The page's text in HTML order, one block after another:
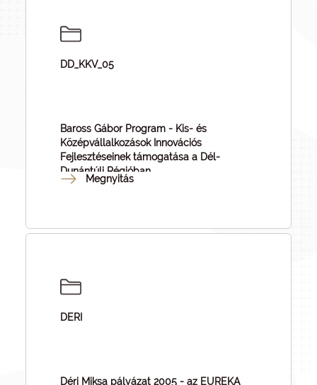
DD_KKV_05
Baross Gábor Program - Kis- és
Középvállalkozások Innovációs
Fejlesztéseinek támogatása a Dél-
Dunántúli Régióban
Megnyitás
DERI
Déri Miksa pályázat 2005 - az EUREKA